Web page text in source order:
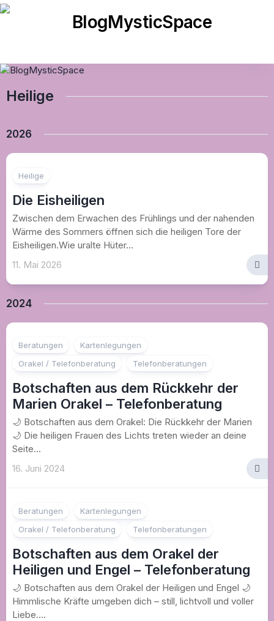
Skip
Heilige
2026
Heilige
Die Eisheiligen
Zwischen dem Erwachen des Frühlings und der nahenden
Wärme des Sommers öffnen sich die heiligen Tore der
Eisheiligen.Wie uralte Hüter...
11. Mai 2026
2024
Beratungen
Kartenlegungen
Orakel / Telefonberatung
Telefonberatungen
Botschaften aus dem Rückkehr der
Marien Orakel – Telefonberatung
🌙 Botschaften aus dem Orakel: Die Rückkehr der Marien
🌙 Die heiligen Frauen des Lichts treten wieder an deine
Seite...
16. Juni 2024
Beratungen
Kartenlegungen
Orakel / Telefonberatung
Telefonberatungen
Botschaften aus dem Orakel der
Heiligen und Engel – Telefonberatung
🌙 Botschaften aus dem Orakel der Heiligen und Engel 🌙
Himmlische Kräfte umgeben dich – still, lichtvoll und voller
Liebe....